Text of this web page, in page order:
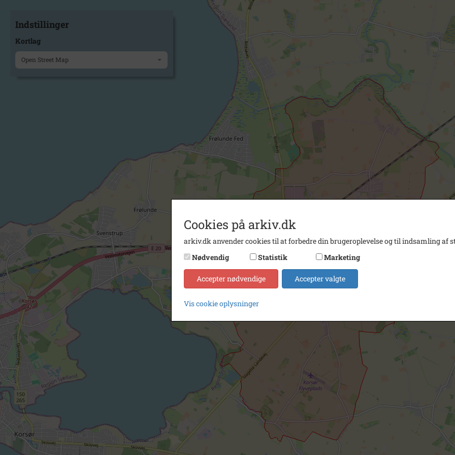
Indstillinger
Kortlag
Open Street Map
Cookies på arkiv.dk
arkiv.dk anvender cookies til at forbedre din brugeroplevelse og til indsamling af
Nødvendig
Statistik Marketing
Accepter nødvendige Accepter valgte
Vis cookie oplysninger